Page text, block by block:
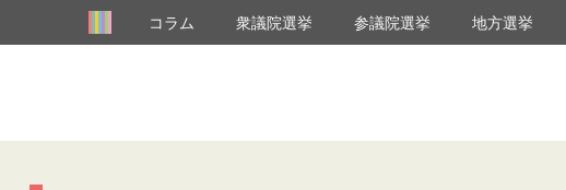
コラム 衆議院選挙 参議院選挙 地方選挙